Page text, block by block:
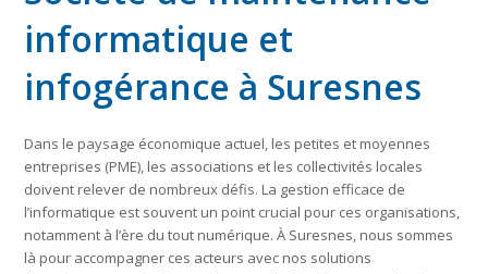
informatique et
infogérance à Suresnes
Dans le paysage économique actuel, les petites et moyennes
entreprises (PME), les associations et les collectivités locales
doivent relever de nombreux défis. La gestion efficace de
l’informatique est souvent un point crucial pour ces organisations,
notamment à l’ère du tout numérique. À Suresnes, nous sommes
là pour accompagner ces acteurs avec nos solutions